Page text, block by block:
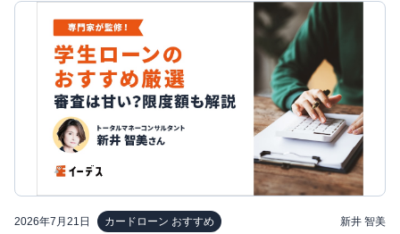
2026年7月21日 カードローン おすすめ 新井 智美